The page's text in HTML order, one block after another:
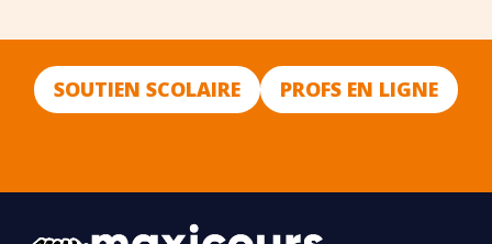
SOUTIEN SCOLAIRE PROFS EN LIGNE